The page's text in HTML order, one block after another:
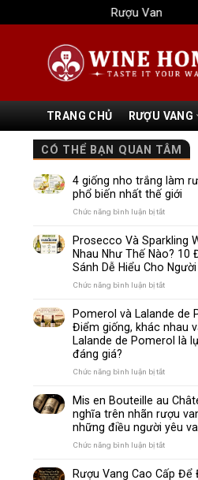
qua
Rượu Vang Wine
TRANG CHỦ RƯỢU VANG
CÓ THỂ BẠN QUAN TÂM
4 giống nho trắng làm
phổ biến nhất thế giới
Chức năng bình luận bị tắtở
giống
nho
trắng
làm
biến
nhất
thế
Prosecco Và Sparkling
Nhau Như Thế Nào? 10
Sánh Dễ Hiểu Cho
Chức năng bình luận bị tắtở
Và
Sparkling
Wine
Khác
10
Điểm
So
Dễ
Cho
Pomerol và Lalande de
Điểm giống, khác nhau
Lalande de Pomerol là
đáng giá?
Chức năng bình luận bị tắtở
Lalande
de
Pomerol:
nhau
Mis en Bouteille au
nghĩa trên nhãn rượu
những điều người yêu
Chức năng bình luận bị tắtở
en
Rượu Vang Cao Cấp Để